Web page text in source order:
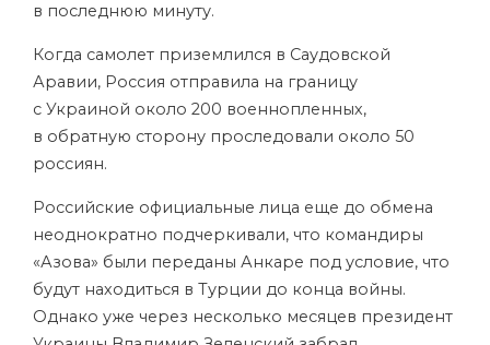
в последнюю минуту.
Когда самолет приземлился в Саудовской
Аравии, Россия отправила на границу
с Украиной около 200 военнопленных,
в обратную сторону проследовали около 50
россиян.
Российские официальные лица еще до обмена
неоднократно подчеркивали, что командиры
«Азова» были переданы Анкаре под условие, что
будут находиться в Турции до конца войны.
Однако уже через несколько месяцев президент